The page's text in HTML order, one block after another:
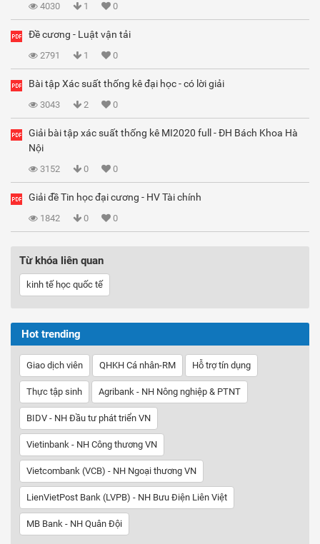
4030 1 0
Đề cương - Luật vận tải
2791 1 0
Bài tập Xác suất thống kê đại học - có lời giải
3043 2 0
Giải bài tập xác suất thống kê MI2020 full - ĐH Bách Khoa Hà
Nội
3152 0 0
Giải đề Tin học đại cương - HV Tài chính
1842 0 0
Từ khóa liên quan
kinh tế học quốc tế
Hot trending
Giao dịch viên QHKH Cá nhân-RM Hỗ trợ tín dụng
Thực tập sinh Agribank - NH Nông nghiệp & PTNT
BIDV - NH Đầu tư phát triển VN
Vietinbank - NH Công thương VN
Vietcombank (VCB) - NH Ngoại thương VN
LienVietPost Bank (LVPB) - NH Bưu Điện Liên Việt
MB Bank - NH Quân Đội